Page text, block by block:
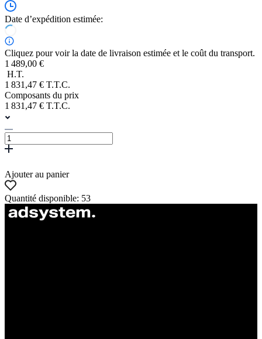
Date d’expédition estimée:
Cliquez pour voir la date de livraison estimée et le coût du transport.
1 489,00 €
H.T.
1 831,47 € T.T.C.
Composants du prix
1 831,47 € T.T.C.
Ajouter au panier
Quantité disponible: 53